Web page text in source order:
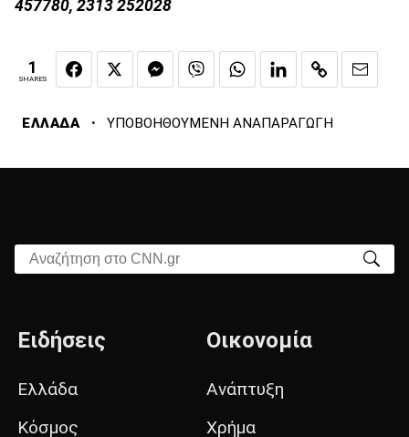
457780, 2313 252028
1
SHARES
ΕΛΛΑΔΑ · ΥΠΟΒΟΗΘΟΥΜΕΝΗ ΑΝΑΠΑΡΑΓΩΓΗ
Αναζήτηση στο CNN.gr
Ειδήσεις
Ελλάδα
Κόσμος
Οικονομία
Ανάπτυξη
Χρήμα